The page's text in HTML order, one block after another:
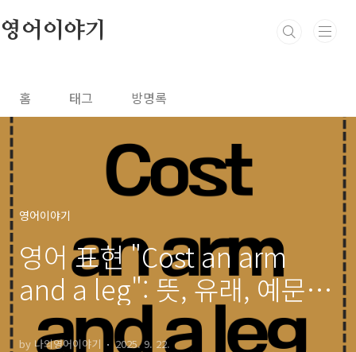
영어이야기
홈 태그 방명록
영어이야기
영어 표현 "Cost an arm
and a leg": 뜻, 유래, 예문 완
벽 정리
by 나의영어이야기 2025. 9. 22.